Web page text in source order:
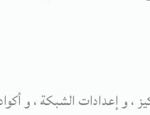
، و إعدادات الشبكة ، و